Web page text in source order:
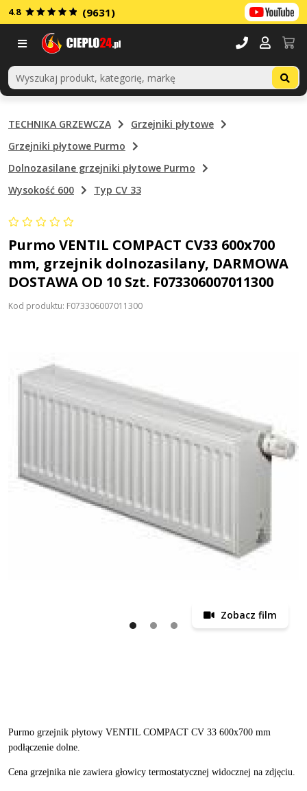
4.8 (9631)
TECHNIKA GRZEWCZA
Grzejniki płytowe
Grzejniki płytowe Purmo
Dolnozasilane grzejniki płytowe Purmo
Wysokość 600
Typ CV 33
Purmo VENTIL COMPACT CV33 600x700
mm, grzejnik dolnozasilany, DARMOWA
DOSTAWA OD 10 Szt. F073306007011300
Kod produktu: F073306007011300
Zobacz film
Purmo grzejnik płytowy VENTIL COMPACT CV 33 600x700 mm
podłączenie dolne.
Cena grzejnika nie zawiera głowicy termostatycznej widocznej na zdjęciu.